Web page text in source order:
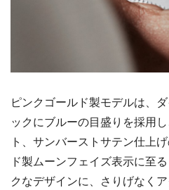
ピンクゴールド製モデルは、
ックにブルーの目盛りを採用
ト、サンバーストサテン仕上
ド製ムーンフェイズ表示に至
クなデザインに、さりげなく